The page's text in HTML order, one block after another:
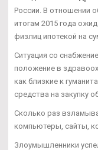
России. В отношении
итогам 2015 года
физлиц ипотекой на
Ситуация со
положение в
как близкие к
средства на закупку
Сколько раз
компьютеры, сайты,
Злоумышленники